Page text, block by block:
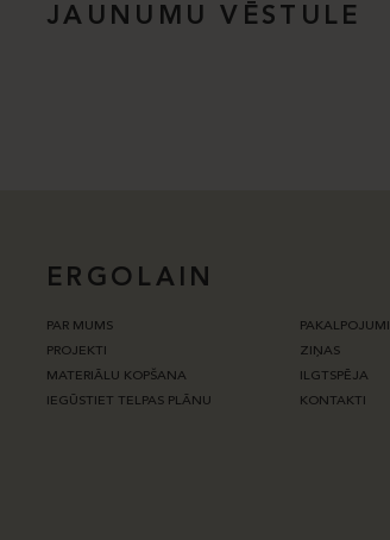
JAUNUMU VĒSTULE
ERGOLAIN
PAR MUMS PAKALPOJUMI
PROJEKTI
ZIŅAS
MATERIĀLU KOPŠANA
ILGTSPĒJA
IEGŪSTIET TELPAS PLĀNU
KONTAKTI